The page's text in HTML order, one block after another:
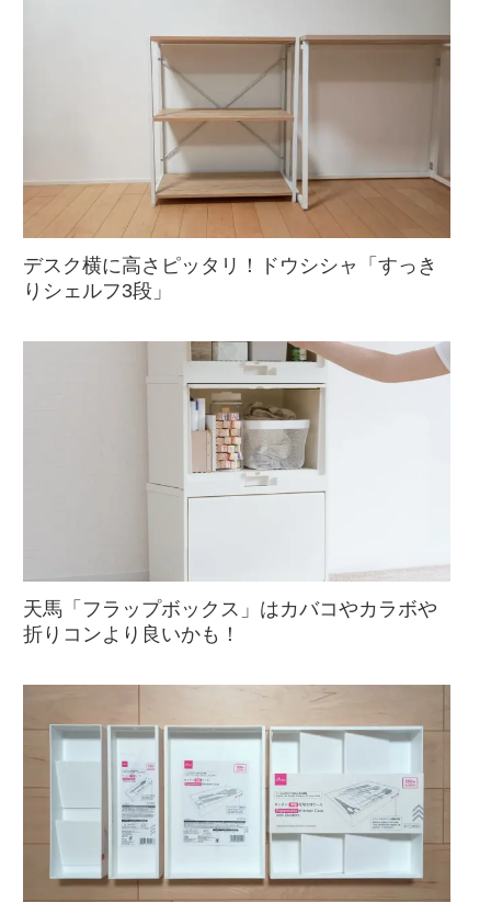
デスク横に高さピッタリ！ドウシシャ「すっき
りシェルフ3段」
天馬「フラップボックス」はカバコやカラボや
折りコンより良いかも！